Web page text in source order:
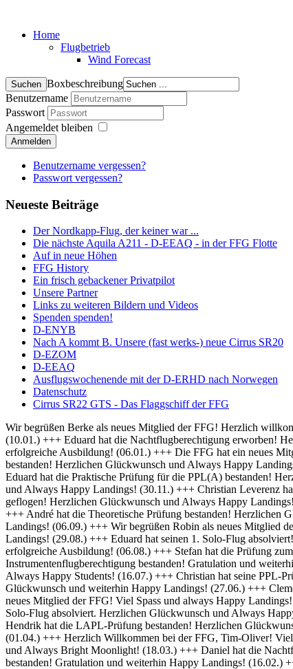
Home
Flugbetrieb
Wind Forecast
Boxbeschreibung
Benutzername
Passwort
Angemeldet bleiben
Anmelden
Benutzername vergessen?
Passwort vergessen?
Neueste Beiträge
Der Nordkapp-Flug, der keiner war ...
Die nächste Aquila A211 - D-EEAQ - in der FFG Flotte
Auf in neue Höhen
FFG History
Ein frisch gebackener Privatpilot
Unsere Partner
Links zu weiteren Bildern und Videos
Spenden spenden!
D-ENYB
Nach A kommt B. Unsere (fast werks-) neue Cirrus SR20
D-EZOM
D-EEAQ
Ausflugswochenende mit der D-ERHD nach Norwegen
Datenschutz
Cirrus SR22 GTS - Das Flaggschiff der FFG
Wir begrüßen Berke als neues Mitglied der FFG! Herzlich willkommen und always Happy Landings! (01.02.) +++ Herzlich Willkommen bei der FFG, Thomas! Viel Spaß und Erfolg bei deiner Ausbildung! (10.01.) +++ Eduard hat die Nachtflugberechtigung erworben! Herzlichen Glückwunsch und Always Bright Moonlight! (08.01.) +++ Wir heißen Martin als neuen Flugschüler willkommen und wünschen eine erfolgreiche Ausbildung! (06.01.) +++ Die FFG hat ein neues Mitglied und damit bald auch einen neuen Fluglehrer - Herzlich Willkommen bei uns Dominik! (04.01.) +++ Frederik hat seine IFR Prüfung bestanden! Herzlichen Glückwunsch und Always Happy Landings! (20.12.) +++ Rico hat seine BZF 1 Prüfung bestanden. Herzlichen Glückwünsch und weiterhin viel Erfolg bei der Ausbildung (16.12.) +++ Eduard hat die Praktische Prüfung für die PPL(A) bestanden! Herzlichen Glückwunsch und Always Happy Landings! (05.12.) +++ Falk hat seine Nachtflugausbildung abgeschlossen! Herzlichen Glückwunsch und Always Happy Landings! (30.11.) +++ Christian Leverenz hat sein Night Rating abgeschlossen! Herzlichen Glückwunsch und Always Happy Landings! (03.11.) +++ Rico ist seine ersten Soloplatzrunden geflogen! Herzlichen Glückwunsch und Always Happy Landings! (31.10.) +++ Richard und Eduard hat die Theoretische Prüfung bestanden! Herzlichen Glückwunsch und Always Happy Landings! (18.10.) +++ André hat die Theoretische Prüfung bestanden! Herzlichen Glückwunsch und Always Happy Landings! (20.09.) +++ Michel hat die PPL-Prüfung bestanden! Herzlichen Glückwunsch und Always Happy Landings! (06.09.) +++ Wir begrüßen Robin als neues Mitglied der FFG! Viel Erfolg bei der Ausbildung! (02.09.) +++ Eduard und Viveik haben das BZF I bestanden! Gratulation und weiterhin Happy Landings! (29.08.) +++ Eduard hat seinen 1. Solo-Flug absolviert! Herzlichen Glückwunsch und Always Happy Landings! (28.08.) +++ Wir heißen Rico als neuen Flugschüler willkommen und wünschen eine erfolgreiche Ausbildung! (06.08.) +++ Stefan hat die Prüfung zum Class Rating Instructor bestanden! Herzlichen Glückwunsch und Always Happy Students! (29.07.) +++ Marek hat seine Prüfung für die Instrumentenflugberechtigung bestanden! Gratulation und weiterhin Happy Landings! (17.07.) +++ Sebastian und Julian haben die Prüfung zum Class Rating Instructor bestanden! Herzlichen Glückwunsch und Always Happy Students! (16.07.) +++ Christian hat seine PPL-Prüfung bestanden! Herzlichen Glückwunsch und always Happy Landings! (04.07.) +++ Marc hat die theoretische Prüfung bestanden! Herzlichen Glückwunsch und weiterhin Happy Landings! (27.06.) +++ Clemens hat seine praktische PPL-Prüfung bestanden! Herzlichen Glückwunsch und always Happy Landings! (12.06.) +++ Wir begrüßen Hanna als neues Mitglied der FFG! Viel Spass und always Happy Landings! (03.06.) +++ Herzlich Willkommen bei der FFG, Christian! Viel Spaß und Erfolg bei deiner Ausbildung (26.05.) +++ Richard hat seinen 1. Solo-Flug absolviert. Herzlichen Glückwunsch und Always Happy Landings! (21.05.) +++ Die FFG hat ein neues Vereinsmitglied. Herzlich Willkommen, Christian, und viele